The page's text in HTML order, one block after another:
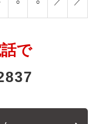
で